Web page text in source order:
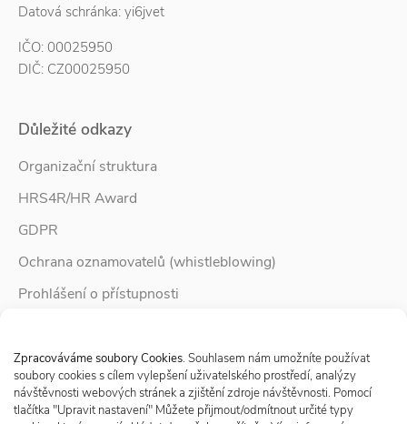
Zpracováváme soubory Cookies. Souhlasem nám umožníte používat
soubory cookies s cílem vylepšení uživatelského prostředí, analýzy
návštěvnosti webových stránek a zjištění zdroje návštěvnosti. Pomocí
tlačítka "Upravit nastavení" Můžete přijmout/odmítnout určité typy
Datová schránka: yi6jvet
IČO: 00025950
DIČ: CZ00025950
Důležité odkazy
Organizační struktura
HRS4R/HR Award
GDPR
Ochrana oznamovatelů (whistleblowing)
Prohlášení o přístupnosti
Zpravodaj Rodina